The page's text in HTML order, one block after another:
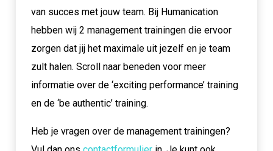
van succes met jouw team. Bij Humanication
hebben wij 2 management trainingen die ervoor
zorgen dat jij het maximale uit jezelf en je team
zult halen. Scroll naar beneden voor meer
informatie over de ‘exciting performance’ training
en de ‘be authentic’ training.
Heb je vragen over de management trainingen?